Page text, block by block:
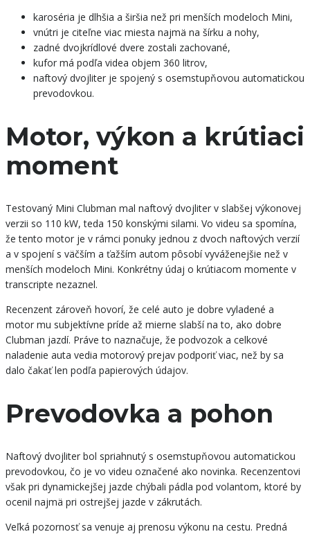
karoséria je dlhšia a širšia než pri menších modeloch Mini,
vnútri je citeľne viac miesta najmä na šírku a nohy,
zadné dvojkrídlové dvere zostali zachované,
kufor má podľa videa objem 360 litrov,
naftový dvojliter je spojený s osemstupňovou automatickou
prevodovkou.
Motor, výkon a krútiaci
moment
Testovaný Mini Clubman mal naftový dvojliter v slabšej výkonovej
verzii so 110 kW, teda 150 konskými silami. Vo videu sa spomína,
že tento motor je v rámci ponuky jednou z dvoch naftových verzií
a v spojení s väčším a ťažším autom pôsobí vyváženejšie než v
menších modeloch Mini. Konkrétny údaj o krútiacom momente v
transcripte nezaznel.
Recenzent zároveň hovorí, že celé auto je dobre vyladené a
motor mu subjektívne príde až mierne slabší na to, ako dobre
Clubman jazdí. Práve to naznačuje, že podvozok a celkové
naladenie auta vedia motorový prejav podporiť viac, než by sa
dalo čakať len podľa papierových údajov.
Prevodovka a pohon
Naftový dvojliter bol spriahnutý s osemstupňovou automatickou
prevodovkou, čo je vo videu označené ako novinka. Recenzentovi
však pri dynamickejšej jazde chýbali pádla pod volantom, ktoré by
ocenil najmä pri ostrejšej jazde v zákrutách.
Veľká pozornosť sa venuje aj prenosu výkonu na cestu. Predná